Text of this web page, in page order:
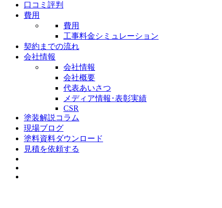
口コミ評判
費用
費用
工事料金シミュレーション
契約までの流れ
会社情報
会社情報
会社概要
代表あいさつ
メディア情報･表彰実績
CSR
塗装解説コラム
現場ブログ
塗料資料ダウンロード
見積を依頼する